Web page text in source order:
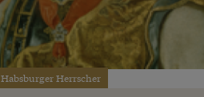
Habsburger Herrscher